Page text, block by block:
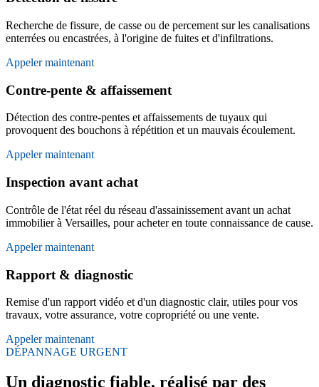
Recherche de fissure, de casse ou de percement sur les canalisations
enterrées ou encastrées, à l'origine de fuites et d'infiltrations.
Appeler maintenant
Contre-pente & affaissement
Détection des contre-pentes et affaissements de tuyaux qui
provoquent des bouchons à répétition et un mauvais écoulement.
Appeler maintenant
Inspection avant achat
Contrôle de l'état réel du réseau d'assainissement avant un achat
immobilier à Versailles, pour acheter en toute connaissance de cause.
Appeler maintenant
Rapport & diagnostic
Remise d'un rapport vidéo et d'un diagnostic clair, utiles pour vos
travaux, votre assurance, votre copropriété ou une vente.
Appeler maintenant
DÉPANNAGE URGENT
Un diagnostic fiable, réalisé par des